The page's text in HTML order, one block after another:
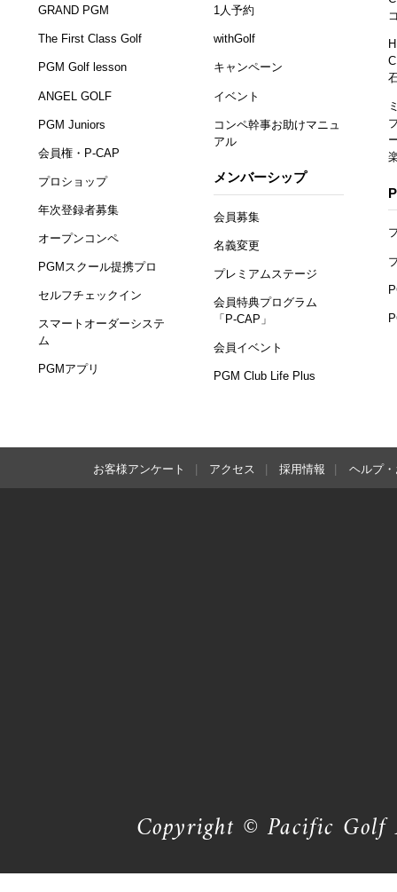
GRAND PGM
The First Class Golf
PGM Golf lesson
ANGEL GOLF
PGM Juniors
会員権・P-CAP
プロショップ
年次登録者募集
オープンコンペ
PGMスクール提携プロ
セルフチェックイン
スマートオーダーシステ
ム
PGMアプリ
1人予約
withGolf
キャンペーン
イベント
コンペ幹事お助けマニュ
アル
メンバーシップ
会員募集
名義変更
プレミアムステージ
会員特典プログラム
「P-CAP」
会員イベント
PGM Club Life Plus
お客様アンケート アクセス 採用情報 ヘルプ
Copyright © Pacific Golf